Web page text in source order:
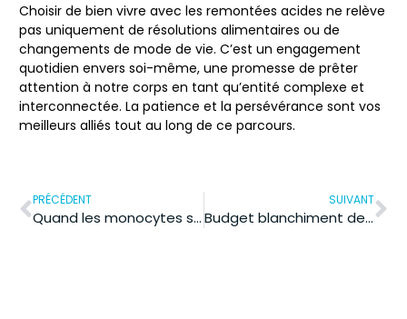
Choisir de bien vivre avec les remontées acides ne relève
pas uniquement de résolutions alimentaires ou de
changements de mode de vie. C’est un engagement
quotidien envers soi-même, une promesse de prêter
attention à notre corps en tant qu’entité complexe et
interconnectée. La patience et la persévérance sont vos
meilleurs alliés tout au long de ce parcours.
PRÉCÉDENT
Quand les monocytes s’emballent : comprendre les signaux du corps et agir
SUIVANT
Budget blanchiment dentaire : combien coûte un sourire éclatant ?